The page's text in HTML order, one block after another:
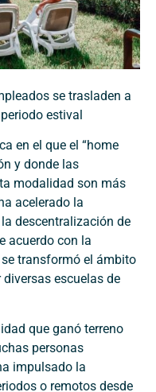
se trasladen a
estival
en el que el “home
y donde las
modalidad son más
acelerado la
descentralización de
acuerdo con la
transformó el ámbito
escuelas de
que ganó terreno
personas
impulsado la
o remotos desde